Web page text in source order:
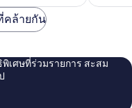
คล้ายกัน
เศษที่ร่วมรายการ สะสม